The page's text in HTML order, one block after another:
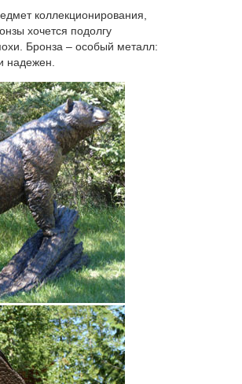
Поэтому, даря статуэтки,
23. Производственная
алфавиту По артикулу По
из натурального
– Фигурки животных из
коллекционирования,
хочется подолгу
Бронза – особый металл:
надежен.